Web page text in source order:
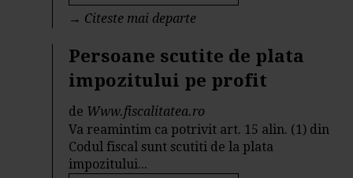
→ Citeste mai departe
Persoane scutite de plata
impozitului pe profit
de Www.fiscalitatea.ro
Va reamintim ca potrivit art. 15 alin. (1) din
Codul fiscal sunt scutiti de la plata
impozitului...